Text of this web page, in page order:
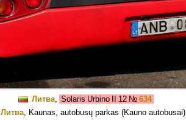
Литва, Solaris Urbino II 12 № 634
Литва, Kaunas, autobusų parkas (Kauno autobusai)